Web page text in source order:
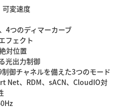
可変速度
4つのディマーカーブ
フェクト
対位置
光出力制御
御チャネルを備えた3つのモード
Net、RDM、sACN、CloudIO対